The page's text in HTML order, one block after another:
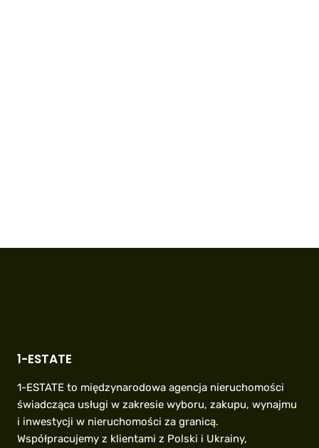
1-ESTATE
1-ESTATE to międzynarodowa agencja nieruchomości
świadcząca usługi w zakresie wyboru, zakupu, wynajmu
i inwestycji w nieruchomości za granicą.
Współpracujemy z klientami z Polski i Ukrainy,